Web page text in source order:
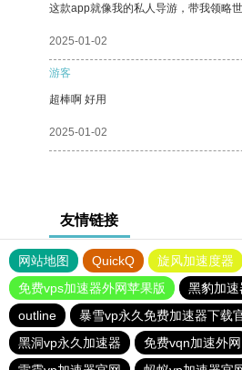
这款app就像我的私人导游，带我领略世
2025-01-02
游客
超棒啊 好用
2025-01-02
友情链接
网站地图 QuickQ 旋风加速度器
免费vps加速器外网苹果版
黑豹加速
outline
暴雪vp永久免费加速器下载
黑洞vp永久加速器
免费vqn加速外网